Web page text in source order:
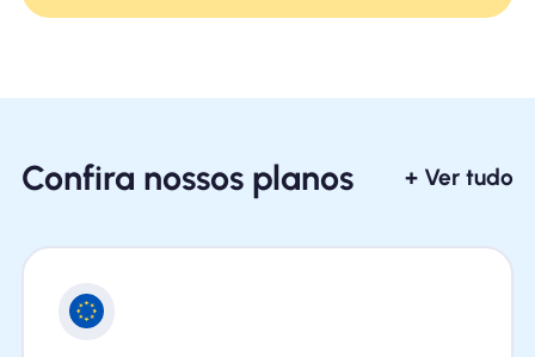
Confira nossos planos + Ver tudo